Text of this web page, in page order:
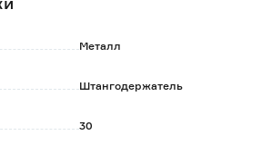
Металл
Штангодержатель
30